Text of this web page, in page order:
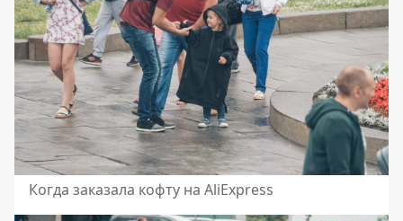
Когда заказала кофту на AliExpress